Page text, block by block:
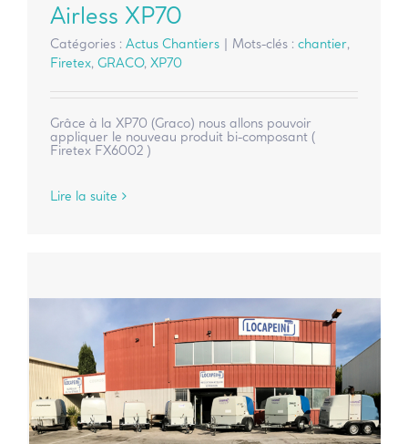
Airless XP70
Catégories : Actus Chantiers Mots-clés : chantier,
Firetex, GRACO, XP70
Grâce à la XP70 (Graco) nous allons pouvoir
appliquer le nouveau produit bi-composant (
Firetex FX6002 )
Lire la suite